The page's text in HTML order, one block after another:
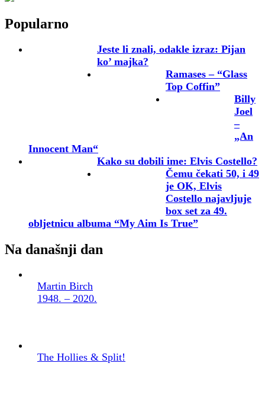
Popularno
Jeste li znali, odakle izraz: Pijan
ko’ majka?
Ramases – “Glass
Top Coffin”
Billy
Joel
–
„An
Innocent Man“
Kako su dobili ime: Elvis Costello?
Čemu čekati 50, i 49
je OK, Elvis
Costello najavljuje
box set za 49.
obljetnicu albuma “My Aim Is True”
Na današnji dan
Martin Birch
1948. – 2020.
The Hollies & Split!